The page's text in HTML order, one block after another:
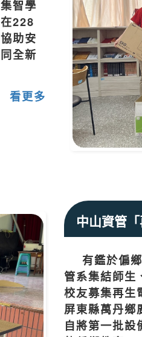
智學
228
助安
全新
看更多
中山資管
有鑑於偏
管系集結師生
校友募集再生
屏東縣萬丹鄉
自將第一批